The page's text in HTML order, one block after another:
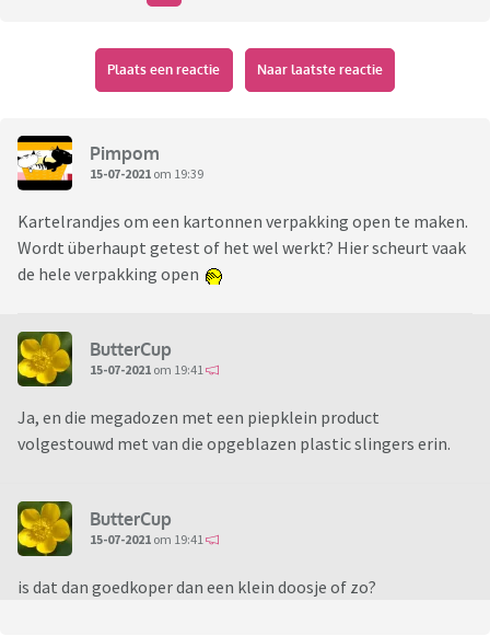
Plaats een reactie Naar laatste reactie
Pimpom
15-07-2021 om 19:39
Kartelrandjes om een kartonnen verpakking open te maken.
Wordt überhaupt getest of het wel werkt? Hier scheurt vaak
de hele verpakking open
ButterCup
15-07-2021 om 19:41
Ja, en die megadozen met een piepklein product
volgestouwd met van die opgeblazen plastic slingers erin.
ButterCup
15-07-2021 om 19:41
is dat dan goedkoper dan een klein doosje of zo?